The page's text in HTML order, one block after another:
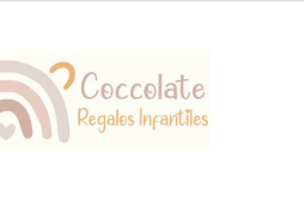
10,95 €.6,00 €.